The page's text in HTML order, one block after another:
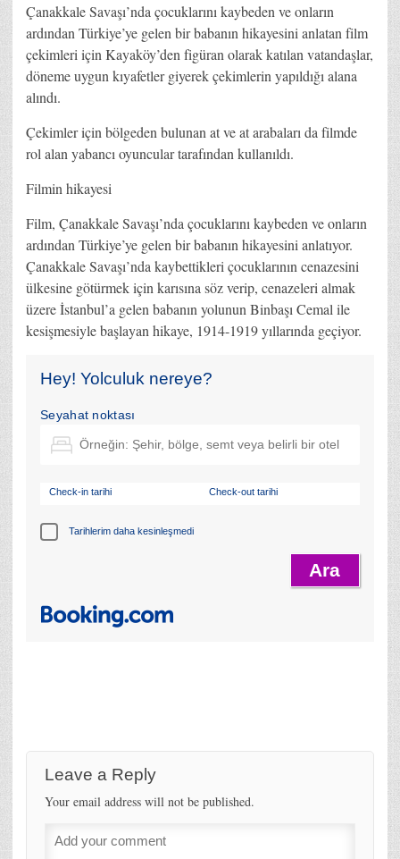
Çanakkale Savaşı’nda çocuklarını kaybeden ve onların
ardından Türkiye’ye gelen bir babanın hikayesini anlatan film
çekimleri için Kayaköy’den figüran olarak katılan vatandaşlar,
döneme uygun kıyafetler giyerek çekimlerin yapıldığı alana
alındı.
Çekimler için bölgeden bulunan at ve at arabaları da filmde
rol alan yabancı oyuncular tarafından kullanıldı.
Filmin hikayesi
Film, Çanakkale Savaşı’nda çocuklarını kaybeden ve onların
ardından Türkiye’ye gelen bir babanın hikayesini anlatıyor.
Çanakkale Savaşı’nda kaybettikleri çocuklarının cenazesini
ülkesine götürmek için karısına söz verip, cenazeleri almak
üzere İstanbul’a gelen babanın yolunun Binbaşı Cemal ile
kesişmesiyle başlayan hikaye, 1914-1919 yıllarında geçiyor.
Hey! Yolculuk nereye?
Seyahat noktası
Check-in tarihi Check-out tarihi
Tarihlerim daha kesinleşmedi
Leave a Reply
Your email address will not be published.